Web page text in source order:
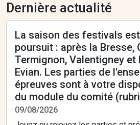
Dernière actualité
La saison des festivals
poursuit : après la Bresse,
Termignon, Valentigney
Evian. Les parties de
épreuves sont à votre
du module du comité
09/08/2026